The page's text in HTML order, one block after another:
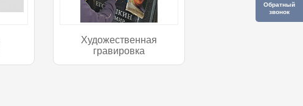
Обратный
звонок
Художественная
гравировка